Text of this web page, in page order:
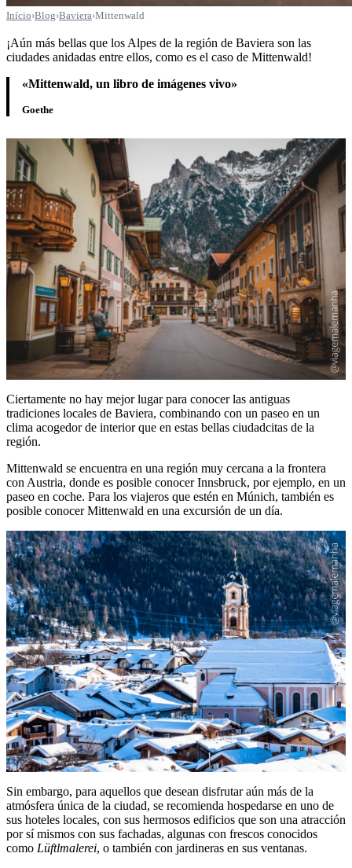
Início›Blog›Baviera›Mittenwald
¡Aún más bellas que los Alpes de la región de Baviera son las
ciudades anidadas entre ellos, como es el caso de Mittenwald!
«Mittenwald, un libro de imágenes vivo»
Goethe
Ciertamente no hay mejor lugar para conocer las antiguas
tradiciones locales de Baviera, combinando con un paseo en un
clima acogedor de interior que en estas bellas ciudadcitas de la
región.
Mittenwald se encuentra en una región muy cercana a la frontera
con Austria, donde es posible conocer Innsbruck, por ejemplo, en un
paseo en coche. Para los viajeros que estén en Múnich, también es
posible conocer Mittenwald en una excursión de un día.
Sin embargo, para aquellos que desean disfrutar aún más de la
atmósfera única de la ciudad, se recomienda hospedarse en uno de
sus hoteles locales, con sus hermosos edificios que son una atracción
por sí mismos con sus fachadas, algunas con frescos conocidos
como Lüftlmalerei, o también con jardineras en sus ventanas.